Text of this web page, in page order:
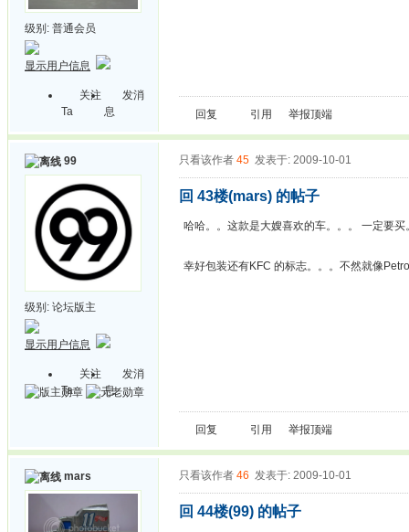
级别: 普通会员
显示用户信息
关注
Ta
发消
息
回复 引用 举报顶端
99
级别: 论坛版主
显示用户信息
关注
Ta
发消
息
只看该作者 45 发表于: 2009-10-01
回 43楼(mars) 的帖子
哈哈。。这款是大嫂喜欢的车。。。 一定要
幸好包装还有KFC 的标志。。。不然就像
回复 引用 举报顶端
mars 只看该作者 46 发表于: 2009-10-01
回 44楼(99) 的帖子